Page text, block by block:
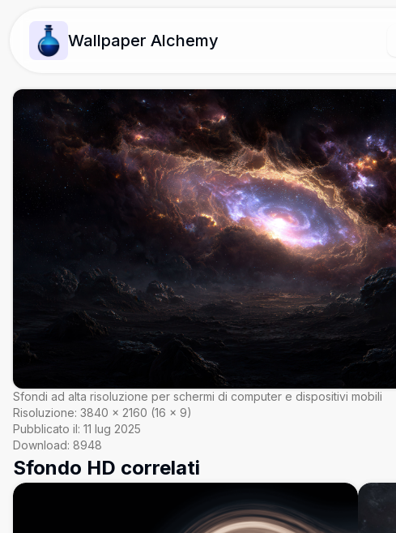
Wallpaper Alchemy
Sfondi ad alta risoluzione per schermi di computer e dispositivi mobili
Risoluzione: 3840 × 2160 (16 × 9)
Pubblicato il: 11 lug 2025
Download: 8948
Sfondo HD correlati